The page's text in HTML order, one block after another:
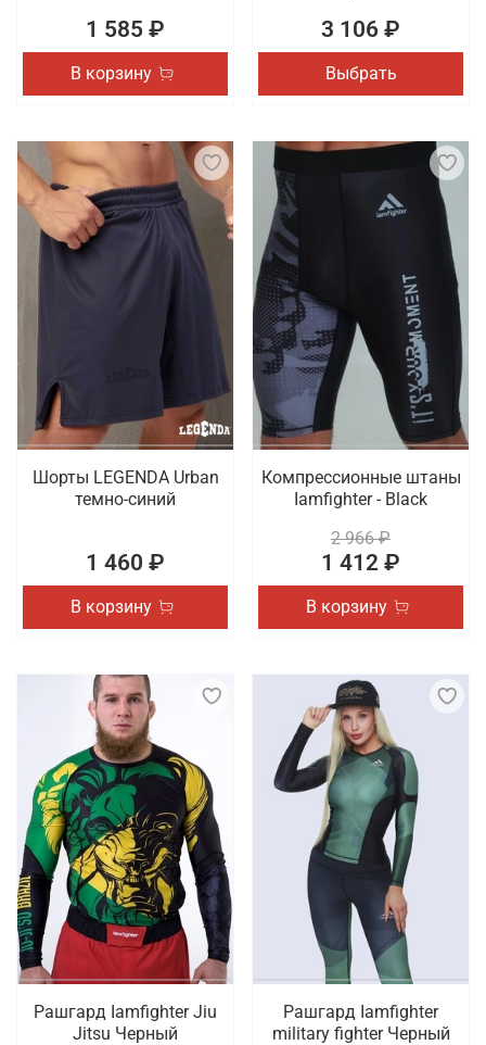
1 585 ₽
В корзину
3 106 ₽
Выбрать
Шорты LEGENDA Urban
темно-синий
1 460 ₽
В корзину
Компрессионные штаны
Iamfighter - Black
2 966 ₽
1 412 ₽
В корзину
Рашгард Iamfighter Jiu
Jitsu Черный
Рашгард Iamfighter
military fighter Черный